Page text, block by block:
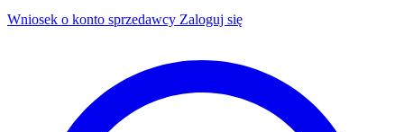
Wniosek o konto sprzedawcy Zaloguj się